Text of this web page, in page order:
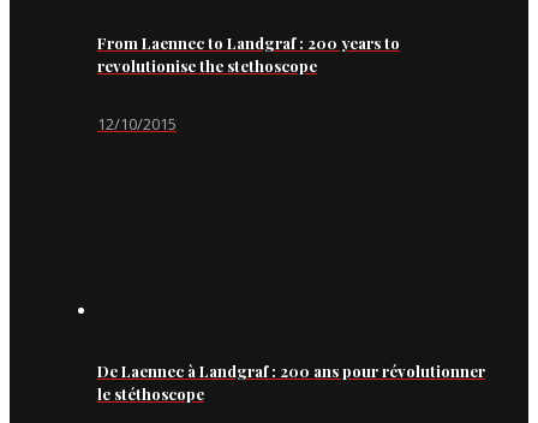
From Laennec to Landgraf : 200 years to
revolutionise the stethoscope
12/10/2015
De Laennec à Landgraf : 200 ans pour révolutionner
le stéthoscope